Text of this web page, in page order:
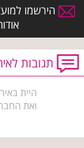
הירשמו
תגובות
היית
ואת